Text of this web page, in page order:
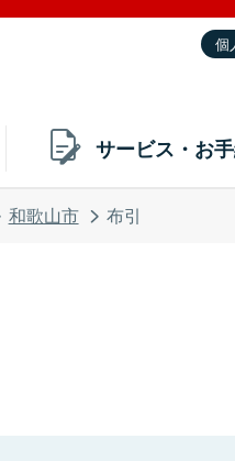
個
サービス・お
和歌山市 布引